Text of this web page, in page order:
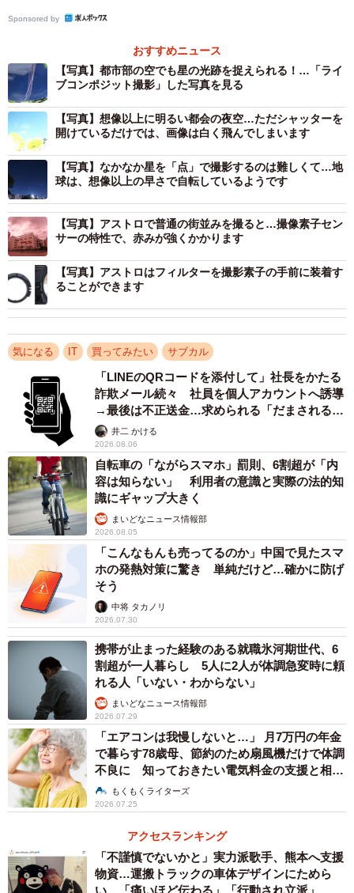
手前がOM-D E-M1 Mark III ASTORO、奥が筆者の愛用する（そしてアス
トロのベース機となった）OM-D E-M1 Mark III である。両機の外見上の
違いは、左肩のマークの有無のみ。なおアストロのメーカー希望価格は
32万7800円。
OMデジタルソリューションズのご厚意で機材をお借りす
ることができた。以下、素人の悪戦苦闘をご笑覧いただき
たい。
通常撮影は推奨されない「尖った」カメラ、アス
アストロが届いた日の夕方、空には上弦の月が浮かん
だ。ものは試しと自宅のベランダから撮ってみた（写真が
表示されない場合はぜひ『まいどなニュース』のほうにお
越しいただきたい）。これが私にとって初めての天体写真
である。
レンズはM.ZUIKO DIGITAL 40-150mm f2.8 PRO。フルサイズ換算で最大
300mmになるレンズを、デジタルテレコンによって600mm相当で撮影し
ている。一般に、デジタルテレコンを使用すると画質は荒くなるが、ク
レーターまでしっかり解像している。オリンパスのデジタル一眼は総じ
て手ぶれ補正がきわめて強力なため、1/4秒のスローシャッターを手持ち
で切ることができた。
時、月が地平線に近いところににあったせいもあるのだが
（月が低い位置にあると、青い波長の光が大気中で散乱す
るため赤く見えやすくなる）、なによりアストロの撮像素
Sponsored by
おすすめニュース
【写真】都市部の空でも星の光跡を捉えられる！…「ライ
ブコンポジット撮影」した写真を見る
【写真】想像以上に明るい都会の夜空…ただシャッターを
開けているだけでは、画像は白く飛んでしまいます
【写真】なかなか星を「点」で撮影するのは難しくて…地
球は、想像以上の早さで自転しているようです
【写真】アストロで普通の街並みを撮ると…撮像素子セン
サーの特性で、赤みが強くかかります
【写真】アストロはフィルターを撮影素子の手前に装着す
ることができます
気になる IT 買ってみたい サブカル
「LINEのQRコードを添付して」社長をかたる
詐欺メール続々 社員を個人アカウントへ誘導
→最後は不正送金…求められる「だまされる前
提」の対策
井二 かける
2026.08.06
自転車の「ながらスマホ」罰則、6割超が「内
容は知らない」 利用者の意識と実際の法的知
識にギャップ大きく
まいどなニュース情報部
2026.08.05
「こんなもんも売ってるのか」中国で見たスマ
ホの発熱対策に驚き 単純だけど…確かに防げ
そう
中将 タカノリ
2026.07.30
携帯が止まった経験のある就職氷河期世代、6
割超が一人暮らし 5人に2人が体調急変時に頼
れる人「いない・わからない」
まいどなニュース情報部
2026.07.29
「エアコンは我慢しないと…」 月7万円の年金
で暮らす78歳母、節約のため扇風機だけで体調
不良に 知っておきたい電気料金の支援と相談
先【社会福祉士が解説】
もくもくライターズ
2026.07.25
アクセスランキング
「不謹慎でないかと」実力派歌手、熊本へ支援
物資…運搬トラックの車体デザインにためら
い 「痛いほど伝わる」「行動され立派」